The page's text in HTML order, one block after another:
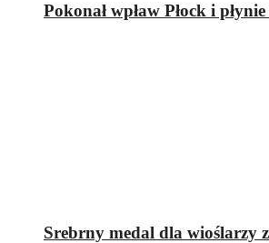
Pokonał wpław Płock i
Srebrny medal dla wioślarzy